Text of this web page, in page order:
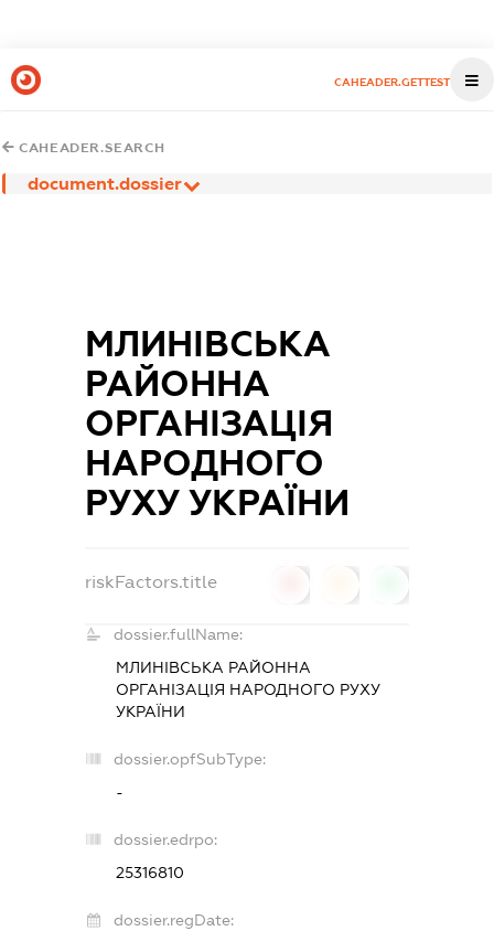
CAHEADER.GETTEST
CAHEADER.SEARCH
document.dossier
МЛИНІВСЬКА
РАЙОННА
ОРГАНІЗАЦІЯ
НАРОДНОГО
РУХУ УКРАЇНИ
riskFactors.title
dossier.fullName:
МЛИНІВСЬКА РАЙОННА
ОРГАНІЗАЦІЯ НАРОДНОГО РУХУ
УКРАЇНИ
dossier.opfSubType:
-
dossier.edrpo:
25316810
dossier.regDate: